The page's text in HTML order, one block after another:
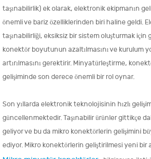
taşınabilirlik) ek olarak, elektronik ekipmanın
önemli ve bariz özelliklerinden biri haline geldi.
taşınabilirliği, eksiksiz bir sistem oluşturmak için
konektör boyutunun azaltılmasını ve kurulum
artırılmasını gerektirir. Minyatürleştirme,
gelişiminde son derece önemli bir rol oynar.
Son yıllarda elektronik teknolojisinin hızlı
güncellenmektedir. Taşınabilir ürünler gittikçe
geliyor ve bu da mikro konektörlerin gelişimini
ediyor. Mikro konektörlerin geliştirilmesi yeni bir